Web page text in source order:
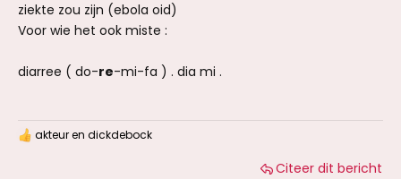
ziekte zou zijn (ebola oid)
Voor wie het ook miste :
diarree ( do-re-mi-fa ) . dia mi .
W akteuren dickdebock
Citeer dit bericht